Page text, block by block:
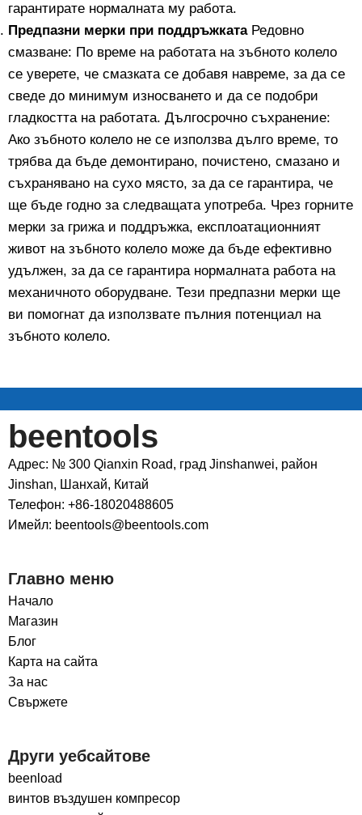
гарантирате нормалната му работа.
Предпазни мерки при поддръжкатаРедовно
смазване: По време на работата на зъбното колело
се уверете, че смазката се добавя навреме, за да се
сведе до минимум износването и да се подобри
гладкостта на работата. Дългосрочно съхранение:
Ако зъбното колело не се използва дълго време, то
трябва да бъде демонтирано, почистено, смазано и
съхранявано на сухо място, за да се гарантира, че
ще бъде годно за следващата употреба. Чрез горните
мерки за грижа и поддръжка, експлоатационният
живот на зъбното колело може да бъде ефективно
удължен, за да се гарантира нормалната работа на
механичното оборудване. Тези предпазни мерки ще
ви помогнат да използвате пълния потенциал на
зъбното колело.
beentools
Адрес: № 300 Qianxin Road, град Jinshanwei, район
Jinshan, Шанхай, Китай
Телефон: +86-18020488605
Имейл: beentools@beentools.com
Главно меню
Начало
Магазин
Блог
Карта на сайта
За нас
Свържете
Други уебсайтове
beenload
винтов въздушен компресор